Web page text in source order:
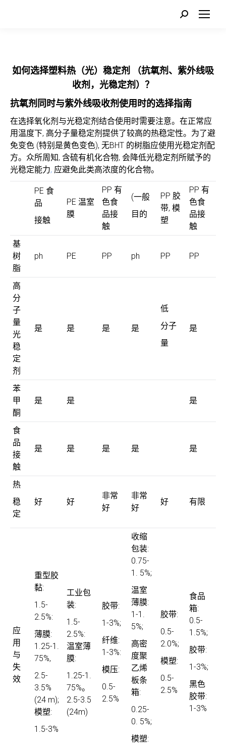
Search:
如何选择塑料热（光）稳定剂 （抗氧剂、紫外线吸
收剂，光稳定剂 ）？
抗氧剂同时与紫外线吸收剂使用时的选择指南
在选择氧化剂与光稳定剂结合使用时需要注意。在正常应
用温度下, 高分子量稳定剂提供了较高的热稳定性。为了避
免变色 (特别是黄色变色), 无BHT 的树脂应使用光稳定剂配
方。众所周知, 含硫有机化合物, 会降低光稳定剂所赋予的
光稳定能力, 应避免此类高浓度的化合物。
PE 食
品
接触
PE 温室
膜
PP 有
色食
品接
触
(一般
目的
PP 胶
带, 模
塑
PP 有
色食
品接
触
基
树
脂
ph PE PP ph PP PP
高
分
子
量
光
稳
定
剂
是 是 是 是
低
分子
量
是
苯
甲
酮
是 是 是
食
品
接
触
是 是 是 是 是
热
稳
定
好 好
非常
好
非常
好
好 有限
应
用
与
失
效
重型胶
黏:
1.5-
2.5%:
薄膜:
1.25-1.
75%,
2.5-
3.5%
(24 m);
模塑:
1.5-3%
工业包
装:
1.5-
2.5%:
温室薄
膜:
1.25-1.
75%。
2.5-3.5
(24m)
胶带:
1-3%;
纤维:
1-3%:
模压:
0.5-
2.5%
收缩
包装:
0.75-
1. 5%;
温室
薄膜:
1-1.
5%;
高密
度聚
乙烯
板条
箱:
0.25-
0. 5%;
模塑:
胶带:
0.5-
2.0%;
模塑:
0.5-
2.5%
食品
箱:
0.5-
1.5%;
胶带:
1-3%;
黑色
胶带:
1-3%